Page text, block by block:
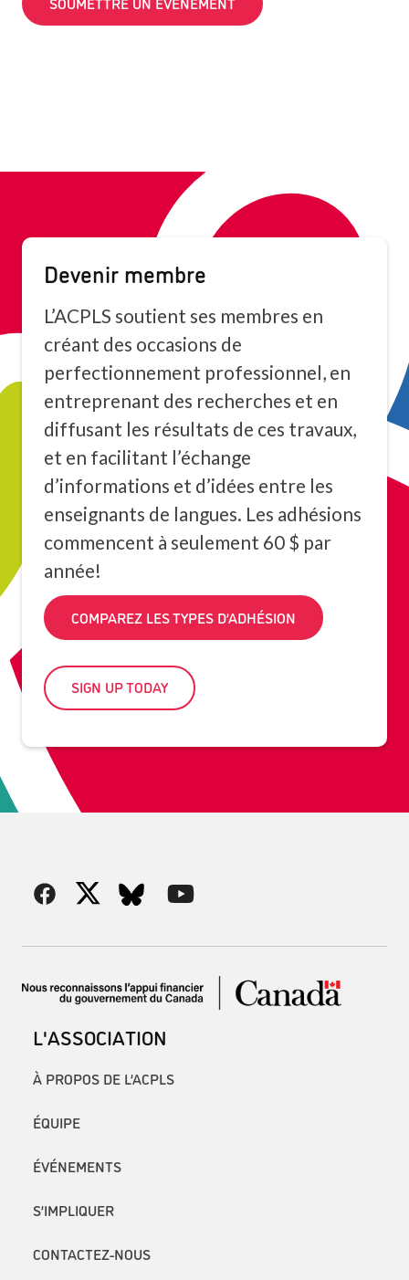
Devenir membre
L’ACPLS soutient ses membres en
créant des occasions de
perfectionnement professionnel, en
entreprenant des recherches et en
diffusant les résultats de ces travaux,
et en facilitant l’échange
d’informations et d’idées entre les
enseignants de langues. Les adhésions
commencent à seulement 60 $ par
année!
COMPAREZ LES TYPES D’ADHÉSION
SIGN UP TODAY
L'ASSOCIATION
À PROPOS DE L’ACPLS
ÉQUIPE
ÉVÉNEMENTS
S’IMPLIQUER
CONTACTEZ-NOUS